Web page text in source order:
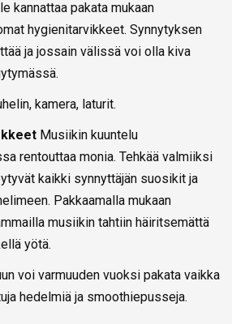
kannattaa pakata mukaan
hygienitarvikkeet. Synnytyksen
ja jossain välissä voi olla kiva
kamera, laturit.
Musiikin kuuntelu
rentouttaa monia. Tehkää valmiiksi
kaikki synnyttäjän suosikit ja
Pakkaamalla mukaan
musiikin tahtiin häiritsemättä
yötä.
voi varmuuden vuoksi pakata vaikka
hedelmiä ja smoothiepusseja.